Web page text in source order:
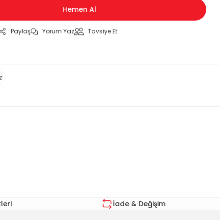
Hemen Al
Paylaş Yorum Yaz Tavsiye Et
İade & Değişim